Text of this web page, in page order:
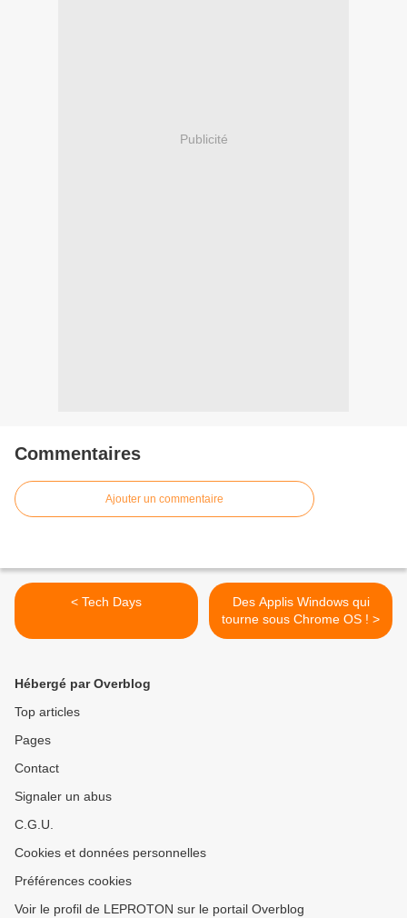
Publicité
Commentaires
Ajouter un commentaire
< Tech Days
Des Applis Windows qui
tourne sous Chrome OS ! >
Hébergé par Overblog
Top articles
Pages
Contact
Signaler un abus
C.G.U.
Cookies et données personnelles
Préférences cookies
Voir le profil de LEPROTON sur le portail Overblog